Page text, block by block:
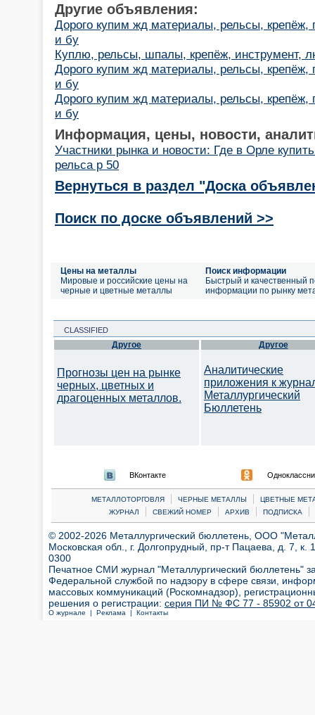
Другие объявления:
Дорого купим жд материалы, рельсы, крепёж,
и бу
Куплю, рельсы, шпалы, крепёж, инструмент,
Дорого купим жд материалы, рельсы, крепёж,
и бу
Дорого купим жд материалы, рельсы, крепёж,
и бу
Информация, цены, новости,
Участники рынка и новости: Где в Орле
рельса р 50
Вернуться в раздел "Доска
Поиск по доске объявлений >>
Цены на металлы
Мировые и российские цены на
черные и цветные металлы
Поиск информации
Быстрый и качественный
информации по рынку
CLASSIFIED
Другое
Прогнозы цен на рынке
черных, цветных и
драгоценных металлов.
Другое
Аналитические
приложения к
Металлургический
Бюллетень
ВКонтакте
МЕТАЛЛОТОРГОВЛЯ | ЧЕРНЫЕ МЕТАЛЛЫ |
ЦВЕТНЫЕ
ЖУРНАЛ
| СВЕЖИЙ НОМЕР | АРХИВ | ПОДПИСКА |
© 2002-2026 Металлургический бюллетень, ООО
Московская обл., г. Долгопрудный, пр-т Пацаева, д. 7,
0300
Печатное СМИ журнал "Металлургический бюллетень"
Федеральной службой по надзору в сфере связи,
массовых коммуникаций (Роскомнадзор),
решения о регистрации: серия ПИ № ФС 77 - 85902 от 04
О журнале | Реклама | Контакты